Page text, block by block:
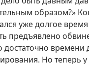
образом?»
уже долгое время
предъявлено
достаточно времени
Но теперь